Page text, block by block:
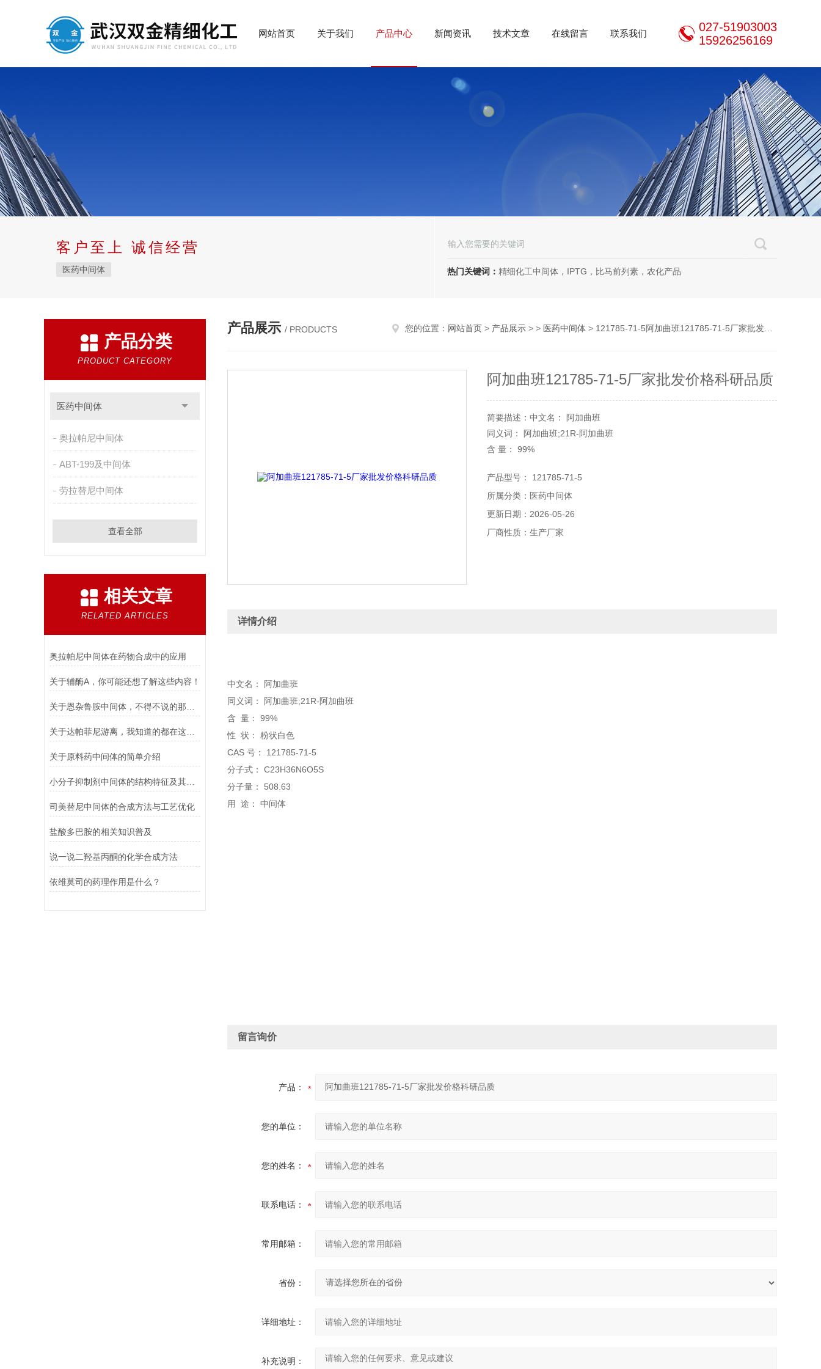
网站首页 关于我们 产品中心 新闻资讯 技术文章 在线留言 联系我们
027-51903003
15926256169
客户至上 诚信经营
医药中间体 热门关键词： 精细化工中间体，IPTG，比马前列素，农化产品
产品分类
PRODUCT CATEGORY
医药中间体
奥拉帕尼中间体
ABT-199及中间体
劳拉替尼中间体
查看全部
相关文章
RELATED ARTICLES
奥拉帕尼中间体在药物合成中的应用
关于辅酶A，你可能还想了解这些内容！
关于达帕菲尼游离，我知道的都在这儿了！
关于原料药中间体的简单介绍
小分子抑制剂中间体的结构特征及其应用
司美替尼中间体的合成方法与工艺优化
盐酸多巴胺的相关知识普及
说一说二羟基丙酮的化学合成方法
依维莫司的药理作用是什么？
产品展示 / PRODUCTS 您的位置： 网站首页 > 产品展示 > > 医药中间体 > 121785-71-5阿加曲班121785-71-5厂家批发价格科研品质
阿加曲班121785-71-5厂家批发价格科研品质
简要描述：中文名： 阿加曲班
同义词： 阿加曲班;21R-阿加曲班
含 量： 99%
CAS 号： 121785-71-5
分子式： C23H36N6O5S
分子量： 508.63
用 途： 中间体
产品型号： 121785-71-5
所属分类：医药中间体
更新日期：2026-05-26
厂商性质：生产厂家
详情介绍
中文名： 阿加曲班
同义词： 阿加曲班;21R-阿加曲班
含 量： 99%
性 状： 粉状白色
CAS 号： 121785-71-5
分子式： C23H36N6O5S
分子量： 508.63
用 途： 中间体
留言询价
产品：
您的单位：
您的姓名：
联系电话：
常用邮箱：
省份：
详细地址：
补充说明：